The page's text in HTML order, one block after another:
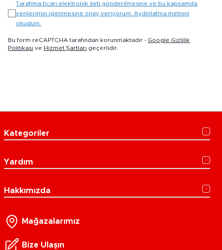
Tarafıma ticari elektronik ileti gönderilmesine ve bu kapsamda
verilerimin işlenmesine onay veriyorum. Aydınlatma metnini
okudum.
Bu form reCAPTCHA tarafından korunmaktadır - Google Gizlilik
Politikası ve Hizmet Şartları geçerlidir.
Kategoriler
Yardım
Hakkımızda
Mağazalarımız
Bize Ulaşın